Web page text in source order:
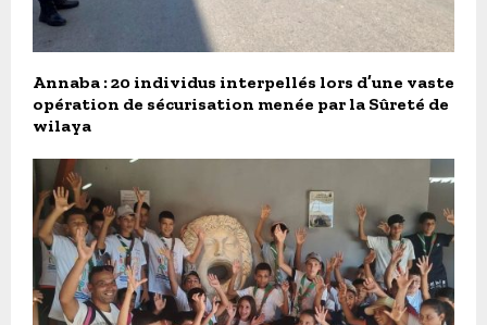
Annaba : 20 individus interpellés lors d’une vaste
opération de sécurisation menée par la Sûreté de
wilaya